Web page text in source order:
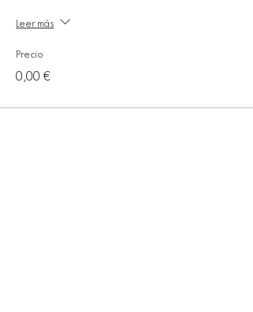
Leer más
Precio
0,00 €